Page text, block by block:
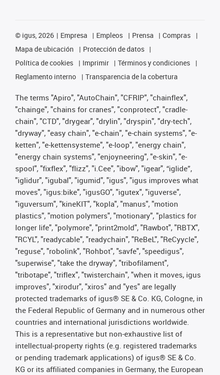
© igus, 2026 Empresa Empleos Prensa
Compras
Mapa de ubicación
Protección de datos
Política de cookies
Imprimir
Términos y condiciones
Reglamento interno
Transparencia de la cobertura
The terms "Apiro", "AutoChain", "CFRIP", "chainflex",
"chainge", "chains for cranes", "conprotect", "cradle-
chain", "CTD", "drygear", "drylin", "dryspin", "dry-tech",
"dryway", "easy chain", "e-chain", "e-chain systems", "e-
ketten", "e-kettensysteme", "e-loop", "energy chain",
"energy chain systems", "enjoyneering", "e-skin", "e-
spool", "fixflex", "flizz", "i.Cee", "ibow", "igear", “iglide”,
"iglidur", "igubal", "igumid", "igus", "igus improves what
moves", "igus:bike", "igusGO", "igutex", "iguverse",
"iguversum", "kineKIT", "kopla", "manus", "motion
plastics", "motion polymers", "motionary", "plastics for
longer life", "polymore", "print2mold", "Rawbot", "RBTX",
"RCYL", "readycable", "readychain", "ReBeL", "ReCyycle",
"reguse", "robolink", "Rohbot", "savfe", "speedigus",
"superwise", "take the dryway", "tribofilament",
"tribotape", "triflex", "twisterchain", "when it moves, igus
improves", "xirodur", "xiros" and "yes" are legally
protected trademarks of igus® SE & Co. KG, Cologne, in
the Federal Republic of Germany and in numerous other
countries and international jurisdictions worldwide.
This is a representative but non-exhaustive list of
intellectual-property rights (e.g. registered trademarks
or pending trademark applications) of igus® SE & Co.
KG or its affiliated companies in Germany, the European